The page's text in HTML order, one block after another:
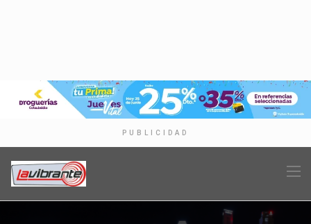
PUBLICIDAD